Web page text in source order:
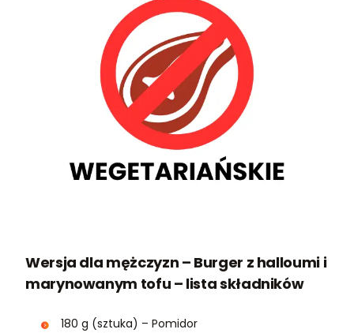
Wersja dla mężczyzn – Burger z halloumi i
marynowanym tofu – lista składników
180 g (sztuka) – Pomidor